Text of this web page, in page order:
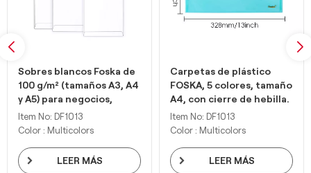
Sobres blancos Foska de
100 g/m² (tamaños A3, A4
y A5) para negocios,
autoadhesivos.
Item No: DF1013
Color : Multicolors
LEER MÁS
Carpetas de plástico
FOSKA, 5 colores, tamaño
A4, con cierre de hebilla.
Item No: DF1013
Color : Multicolors
LEER MÁS